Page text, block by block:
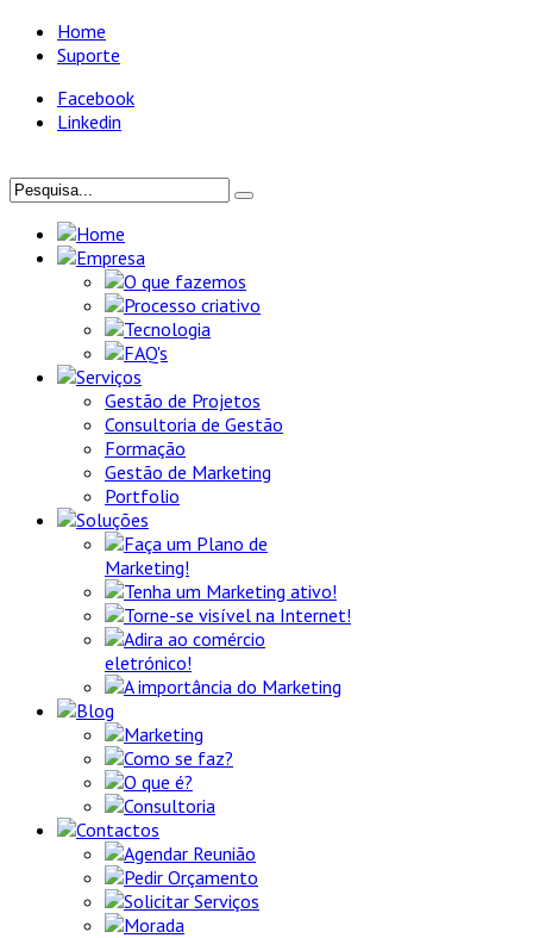
Home
Suporte
Facebook
Linkedin
Home
Empresa
O que fazemos
Processo criativo
Tecnologia
FAQ's
Serviços
Gestão de Projetos
Consultoria de Gestão
Formação
Gestão de Marketing
Portfolio
Soluções
Faça um Plano de
Marketing!
Tenha um Marketing ativo!
Torne-se visível na Internet!
Adira ao comércio
eletrónico!
A importância do Marketing
Blog
Marketing
Como se faz?
O que é?
Consultoria
Contactos
Agendar Reunião
Pedir Orçamento
Solicitar Serviços
Morada